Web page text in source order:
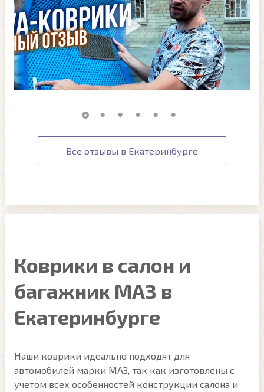
Все отзывы в Екатеринбурге
Коврики в салон и
багажник МАЗ в
Екатеринбурге
Наши коврики идеально подходят для
автомобилей марки МАЗ, так как изготовлены с
учетом всех особенностей конструкции салона и